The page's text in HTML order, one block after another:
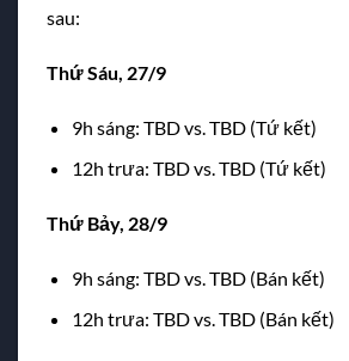
sau:
Thứ Sáu, 27/9
9h sáng: TBD vs. TBD (Tứ kết)
12h trưa: TBD vs. TBD (Tứ kết)
Thứ Bảy, 28/9
9h sáng: TBD vs. TBD (Bán kết)
12h trưa: TBD vs. TBD (Bán kết)